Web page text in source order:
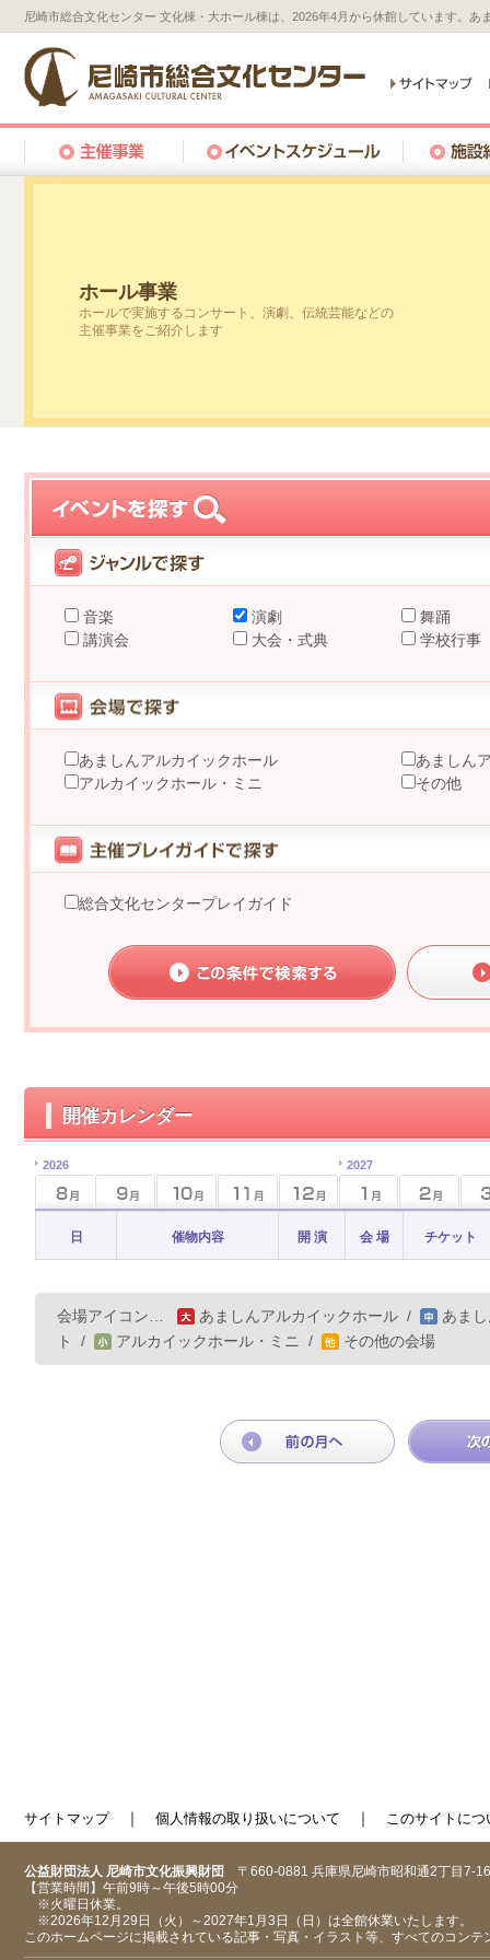
尼崎市総合文化センター 文化棟・大ホール棟は、2026年4月から休館しています。
ホール事業
ホールで実施するコンサート、演劇、伝統芸能などの
主催事業をご紹介します
音楽 演劇
舞踊
講演会
大会・式典 学校行事
あましんアルカイックホール
あましん
アルカイックホール・ミニ
その他
総合文化センタープレイガイド
開催カレンダー
2026 2027
日 催物内容 開 演 会 場 チケット
会場アイコン… あましんアルカイックホール /
あま
ト
/ アルカイックホール・ミニ / その他の会場
サイトマップ｜ 個人情報の取り扱いについて ｜ このサイトにつ
公益財団法人 尼崎市文化振興財団 〒660-0881 兵庫県尼崎市昭和通2丁目7-16
【営業時間】午前9時～午後5時00分
※火曜日休業。
※2026年12月29日（火）～2027年1月3日（日）は全館休業いたします。
このホームページに掲載されている記事・写真・イラスト等、すべてのコン